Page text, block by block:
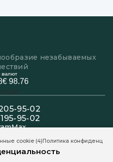
незабываемых
валют
€ 98.76
95-02
95-02
Max
Вс 11:00 - 20:00
ул. Марата 9
cookie (4) Политика